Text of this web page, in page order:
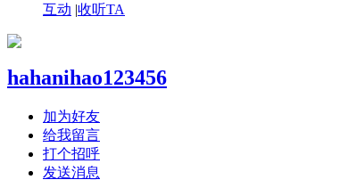
互动 |收听TA
hahanihao123456
加为好友
给我留言
打个招呼
发送消息